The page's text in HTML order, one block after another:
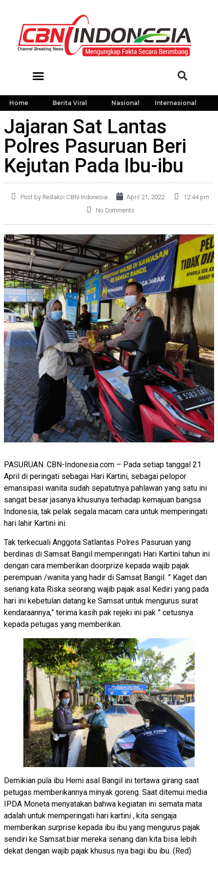
Home Berita Viral Nasional Internasional
Jajaran Sat Lantas
Polres Pasuruan Beri
Kejutan Pada Ibu-ibu
Post by Redaksi CBN-Indonesia April 21, 2022
12:44 pm
No Comments
PASURUAN. CBN-Indonesia.com – Pada setiap tanggal 21
April di peringati sebagai Hari Kartini, sebagai pelopor
emansipasi wanita sudah sepatutnya pahlawan yang satu ini
sangat besar jasanya khusunya terhadap kemajuan bangsa
Indonesia, tak pelak segala macam cara untuk memperingati
hari lahir Kartini ini.
Tak terkecuali Anggota Satlantas Polres Pasuruan yang
berdinas di Samsat Bangil memperingati Hari Kartini tahun ini
dengan cara memberikan doorprize kepada wajib pajak
perempuan /wanita yang hadir di Samsat Bangil. ” Kaget dan
senang kata Riska seorang wajib pajak asal Kediri yang pada
hari ini kebetulan datang ke Samsat untuk mengurus surat
kendaraannya,” terima kasih pak rejeki ini pak ” cetusnya
kepada petugas yang memberikan.
Demikian pula ibu Herni asal Bangil ini tertawa girang saat
petugas memberikannya minyak goreng. Saat ditemui media
IPDA Moneta menyatakan bahwa kegiatan ini semata mata
adalah untuk memperingati hari kartini , kita sengaja
memberikan surprise kepada ibu ibu yang mengurus pajak
sendiri ke Samsat.biar mereka senang dan kita bisa lebih
dekat dengan wajib pajak khusus nya bagi ibu ibu. (Red)